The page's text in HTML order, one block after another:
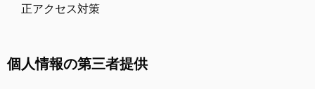
正アクセス対策
個人情報の第三者提供